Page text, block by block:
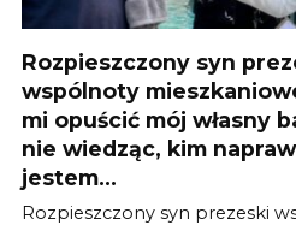
Rozpieszczony syn
wspólnoty
mi opuścić mój własny
nie wiedząc, kim
jestem…
Rozpieszczony syn prezeski